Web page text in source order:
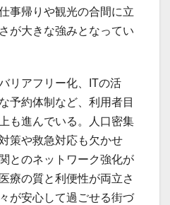
事帰りや観光の合間に立
が大きな強みとなってい
リアフリー化、ITの活
予約体制など、利用者目
も進んでいる。人口密集
策や救急対応も欠かせ
とのネットワーク強化が
療の質と利便性が両立さ
が安心して過ごせる街づ